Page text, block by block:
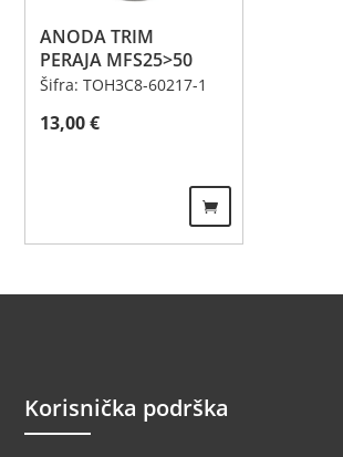
ANODA TRIM
PERAJA MFS25>50
Šifra: TOH3C8-60217-1
13,00€
Korisnička podrška